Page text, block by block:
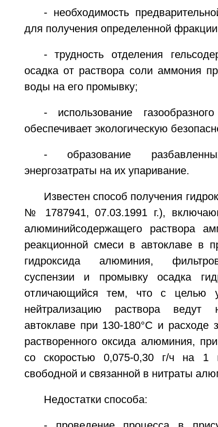
- необходимость
для получения определенной
- трудность отделения
осадка от раствора соли аммония
воды на его промывку;
- использование
обеспечивает экологическую
- образование
энергозатраты на их упаривание.
Известен способ получения
№ 1787941, 07.03.1991 г.),
алюминийсодержащего раствора
реакционной смеси в автоклаве в
гидроксида алюминия,
суспензии и промывку осадка
отличающийся тем, что с целью
нейтрализацию раствора ведут
автоклаве при 130-180°С и расходе
растворенного оксида алюминия,
со скоростью 0,075-0,30 г/ч на 1
свободной и связанной в нитраты
Недостатки способа: